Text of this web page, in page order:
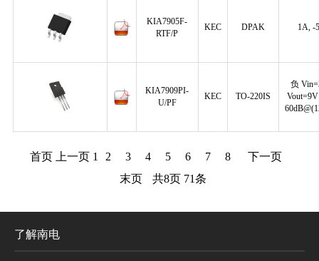
KIA7905F-
RTF/P
KEC DPAK 1A, -
KIA7909PI-
U/PF
KEC TO-220IS
负
首页 上一页 1 2 3 4 5 6 7 8
下一页
末页
共8页 71条
了解南电